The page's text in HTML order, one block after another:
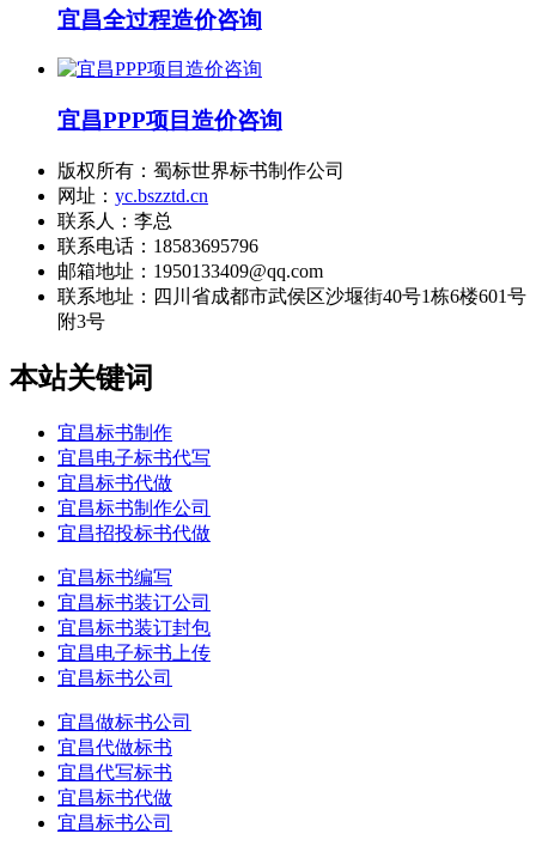
宜昌全过程造价咨询
宜昌PPP项目造价咨询
版权所有：蜀标世界标书制作公司
网址： yc.bszztd.cn
联系人：李总
联系电话：18583695796
邮箱地址：1950133409@qq.com
联系地址： 四川省成都市武侯区沙堰街40号1栋6楼601号
附3号
本站关键词
宜昌标书制作
宜昌电子标书代写
宜昌标书代做
宜昌标书制作公司
宜昌招投标书代做
宜昌标书编写
宜昌标书装订公司
宜昌标书装订封包
宜昌电子标书上传
宜昌标书公司
宜昌做标书公司
宜昌代做标书
宜昌代写标书
宜昌标书代做
宜昌标书公司